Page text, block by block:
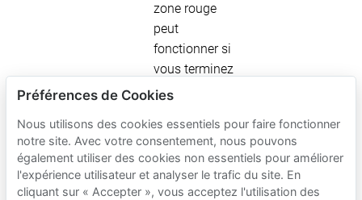
zone rouge
peut
fonctionner si
vous terminez
dans la limite
affichée.
Durée plus
longue ou
incertaine:
Préférences de Cookies
Nous utilisons des cookies essentiels pour faire fonctionner
notre site. Avec votre consentement, nous pouvons
également utiliser des cookies non essentiels pour améliorer
l'expérience utilisateur et analyser le trafic du site. En
cliquant sur « Accepter », vous acceptez l'utilisation des